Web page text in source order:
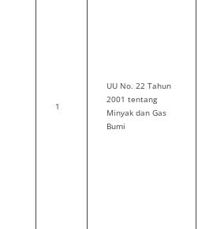
1
UU No. 22 Tahun
2001 tentang
Minyak dan Gas
Bumi